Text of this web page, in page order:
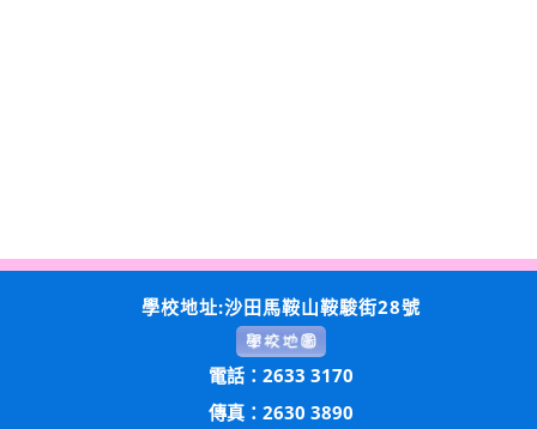
學校地址:沙田馬鞍山鞍駿街28號
電話：2633 3170
傳真：2630 3890